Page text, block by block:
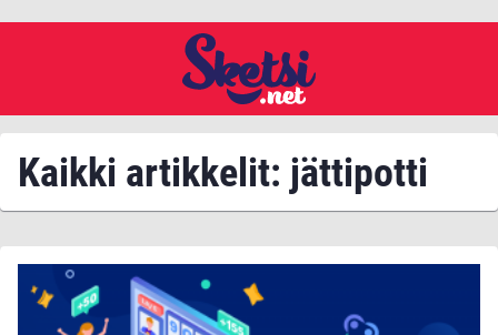
Kaikki artikkelit: jättipotti